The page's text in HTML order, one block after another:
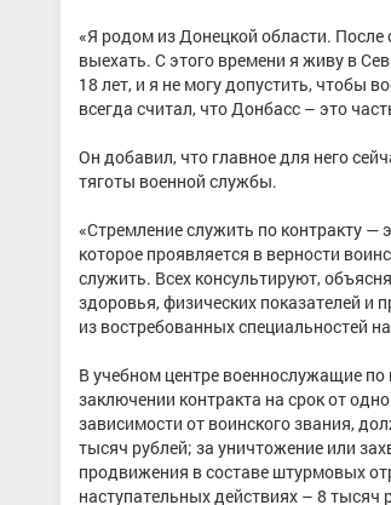
«Я родом из Донецкой области.
выехать. С этого времени я живу в
18 лет, и я не могу допустить, чтобы
всегда считал, что Донбасс – это
Он добавил, что главное для него
тяготы военной службы.
«Стремление служить по контракту —
которое проявляется в верности
служить. Всех консультируют,
здоровья, физических показателей
из востребованных специальностей
В учебном центре военнослужащие
заключении контракта на срок от
зависимости от воинского звания,
тысяч рублей; за уничтожение или
продвижения в составе штурмовых
наступательных действиях – 8 тысяч